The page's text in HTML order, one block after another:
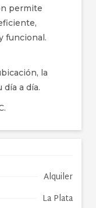
permite
funcional.
la
a día.
Alquiler
La Plata